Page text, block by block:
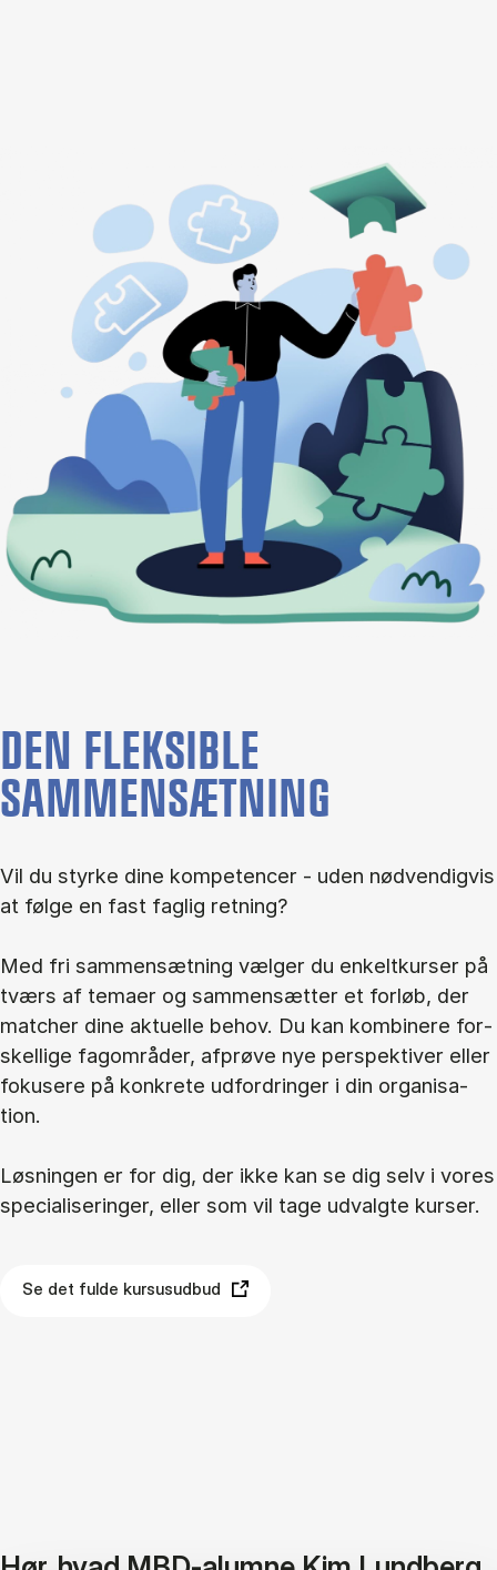
DEN FLEKSIBLE
SAMMENSÆTNING
Vil du styr­ke dine kom­pe­ten­cer - uden nød­ven­dig­vis
at føl­ge en fast fag­lig ret­ning?
Med fri sam­men­sæt­ning væl­ger du en­kelt­kur­ser på
tværs af te­ma­er og sam­men­sæt­ter et for­løb, der
mat­cher dine ak­tu­el­le be­hov. Du kan kom­bi­ne­re for­
skel­li­ge fag­om­rå­der, af­prø­ve nye per­spek­ti­ver el­ler
fo­ku­se­re på kon­kre­te ud­for­drin­ger i din or­ga­ni­sa­
tion.
Løs­nin­gen er for dig, der ikke kan se dig selv i vo­res
spe­ci­a­li­se­rin­ger, el­ler som vil tage ud­valg­te kur­ser.
Se det fulde kursusudbud